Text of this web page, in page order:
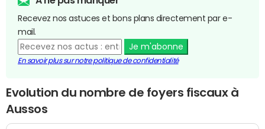
Recevez nos astuces et bons plans directement par e-
mail.
Je m'abonne
En savoir plus sur notre politique de confidentialité
Evolution du nombre de foyers fiscaux à
Aussos